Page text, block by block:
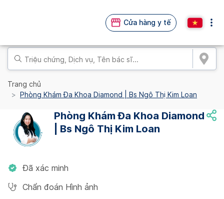
Cửa hàng y tế
Trang chủ
Phòng Khám Đa Khoa Diamond | Bs Ngô Thị Kim Loan
Phòng Khám Đa Khoa Diamond
| Bs Ngô Thị Kim Loan
Đã xác minh
Chẩn đoán Hình ảnh